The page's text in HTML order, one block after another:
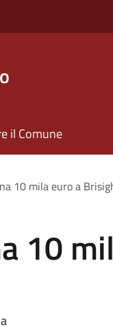
il Comune
10 mila euro a
10